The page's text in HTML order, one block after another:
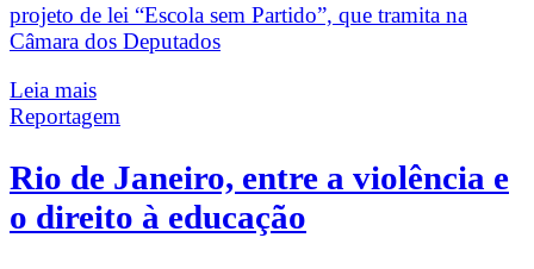
projeto de lei “Escola sem Partido”, que tramita na
Câmara dos Deputados
Leia mais
Reportagem
Rio de Janeiro, entre a violência e
o direito à educação